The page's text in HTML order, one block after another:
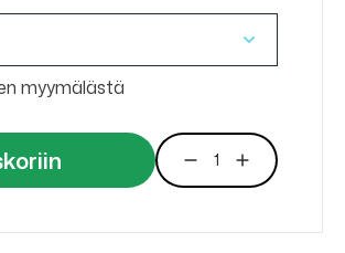
myymälästä